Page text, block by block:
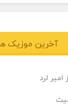
آخرین موزیک
امیر لرد